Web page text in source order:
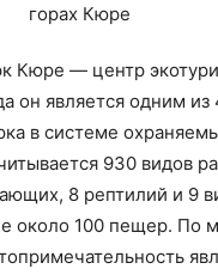
Кюре — центр
он является одним из
в системе
930 видов
8 рептилий и 9
около 100 пещер. По